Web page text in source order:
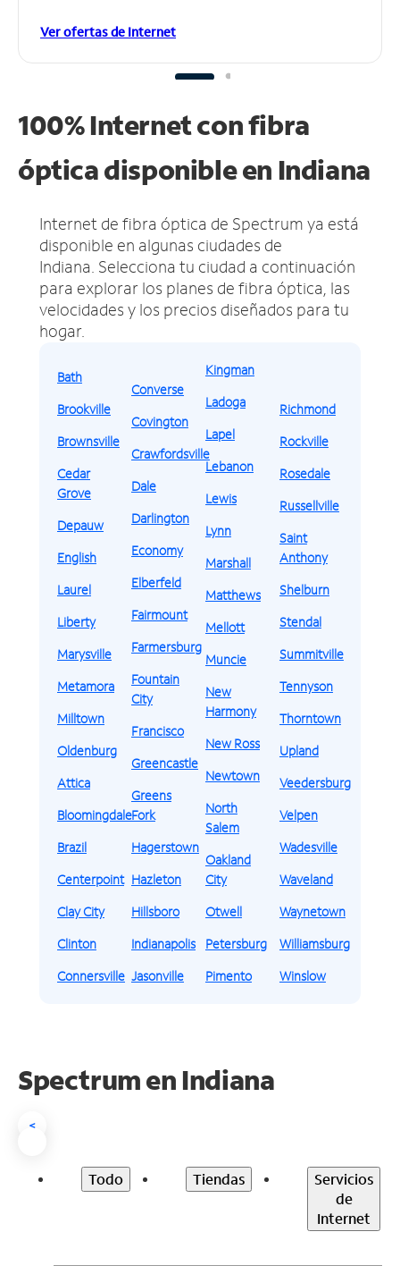
Ver ofertas de Internet
100% Internet con fibra
óptica disponible en Indiana
Internet de fibra óptica de Spectrum ya está
disponible en algunas ciudades de
Indiana. Selecciona tu ciudad a continuación
para explorar los planes de fibra óptica, las
velocidades y los precios diseñados para tu
hogar.
Bath
Brookville
Brownsville
Cedar
Grove
Depauw
English
Laurel
Liberty
Marysville
Metamora
Milltown
Oldenburg
Attica
Bloomingdale
Brazil
Centerpoint
Clay City
Clinton
Connersville
Converse
Covington
Crawfordsville
Dale
Darlington
Economy
Elberfeld
Fairmount
Farmersburg
Fountain
City
Francisco
Greencastle
Greens
Fork
Hagerstown
Hazleton
Hillsboro
Indianapolis
Jasonville
Kingman
Ladoga
Lapel
Lebanon
Lewis
Lynn
Marshall
Matthews
Mellott
Muncie
New
Harmony
New Ross
Newtown
North
Salem
Oakland
City
Otwell
Petersburg
Pimento
Richmond
Rockville
Rosedale
Russellville
Saint
Anthony
Shelburn
Stendal
Summitville
Tennyson
Thorntown
Upland
Veedersburg
Velpen
Wadesville
Waveland
Waynetown
Williamsburg
Winslow
Spectrum en Indiana
<
Todo Tiendas
Servicios
de
Internet